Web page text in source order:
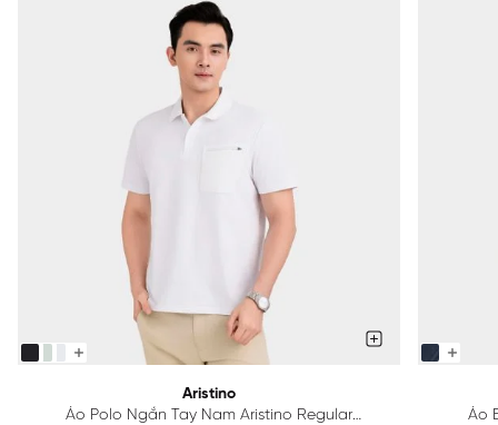
Aristino
Áo Polo Ngắn Tay Nam Aristino Regular
Áo